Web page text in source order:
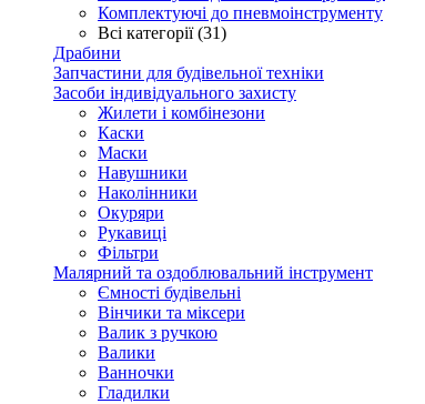
Комплектуючі до пневмоінструменту
Всі категорії (31)
Драбини
Запчастини для будівельної техніки
Засоби індивідуального захисту
Жилети і комбінезони
Каски
Маски
Навушники
Наколінники
Окуряри
Рукавиці
Фільтри
Малярний та оздоблювальний інструмент
Ємності будівельні
Вінчики та міксери
Валик з ручкою
Валики
Ванночки
Гладилки